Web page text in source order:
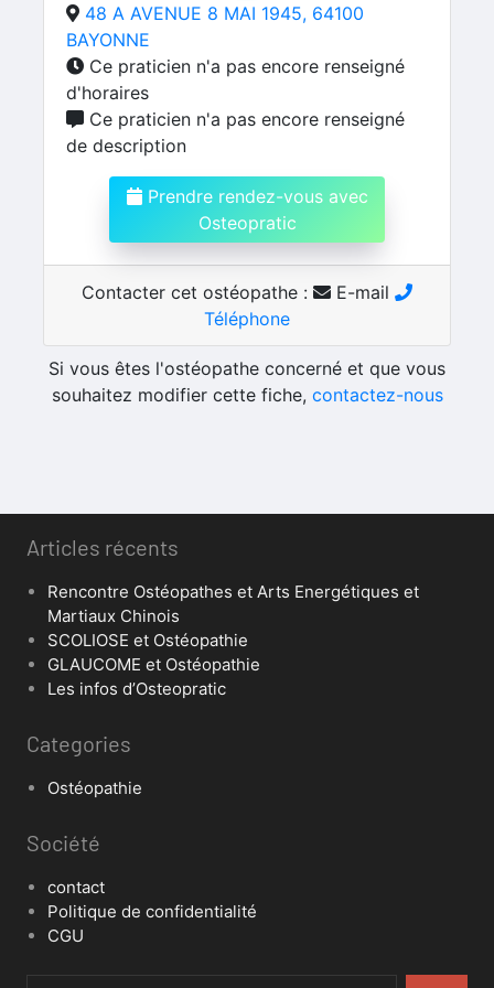
48 A AVENUE 8 MAI 1945, 64100
BAYONNE
Ce praticien n'a pas encore renseigné
d'horaires
Ce praticien n'a pas encore renseigné
de description
Prendre rendez-vous avec
Osteopratic
Contacter cet ostéopathe :
E-mail
Téléphone
Si vous êtes l'ostéopathe concerné et que vous
souhaitez modifier cette fiche, contactez-nous
Articles récents
Rencontre Ostéopathes et Arts Energétiques et
Martiaux Chinois
SCOLIOSE et Ostéopathie
GLAUCOME et Ostéopathie
Les infos d’Osteopratic
Categories
Ostéopathie
Société
contact
Politique de confidentialité
CGU